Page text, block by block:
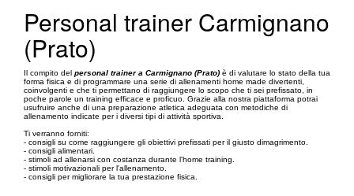
Personal trainer Carmignano
(Prato)
Il compito del personal trainer a Carmignano (Prato) è di valutare lo stato della tua
forma fisica e di programmare una serie di allenamenti home made divertenti,
coinvolgenti e che ti permettano di raggiungere lo scopo che ti sei prefissato, in
poche parole un training efficace e proficuo. Grazie alla nostra piattaforma potrai
usufruire anche di una preparazione atletica adeguata con metodiche di
allenamento indicate per i diversi tipi di attività sportiva.
Ti verranno forniti:
- consigli su come raggiungere gli obiettivi prefissati per il giusto dimagrimento.
- consigli alimentari.
- stimoli ad allenarsi con costanza durante l'home training.
- stimoli motivazionali per l'allenamento.
- consigli per migliorare la tua prestazione fisica.